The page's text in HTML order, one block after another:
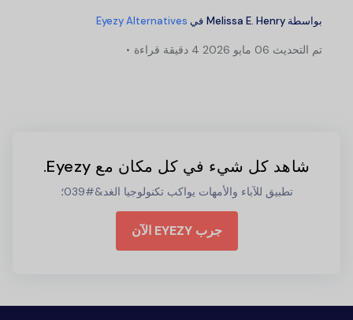
بواسطة Melissa E. Henry في Eyezy Alternatives
تم التحديث 4 دقيقة قراءة
شاهد كل شيء في كل مكان مع Eyezy.
تطبيق للآباء والأمهات يواكب تكنولوجيا الغد&#039؛
جرب EYEZY الآن